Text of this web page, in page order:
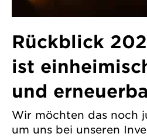
Rückblick
ist
und
Wir möchten das noch
um uns bei unseren